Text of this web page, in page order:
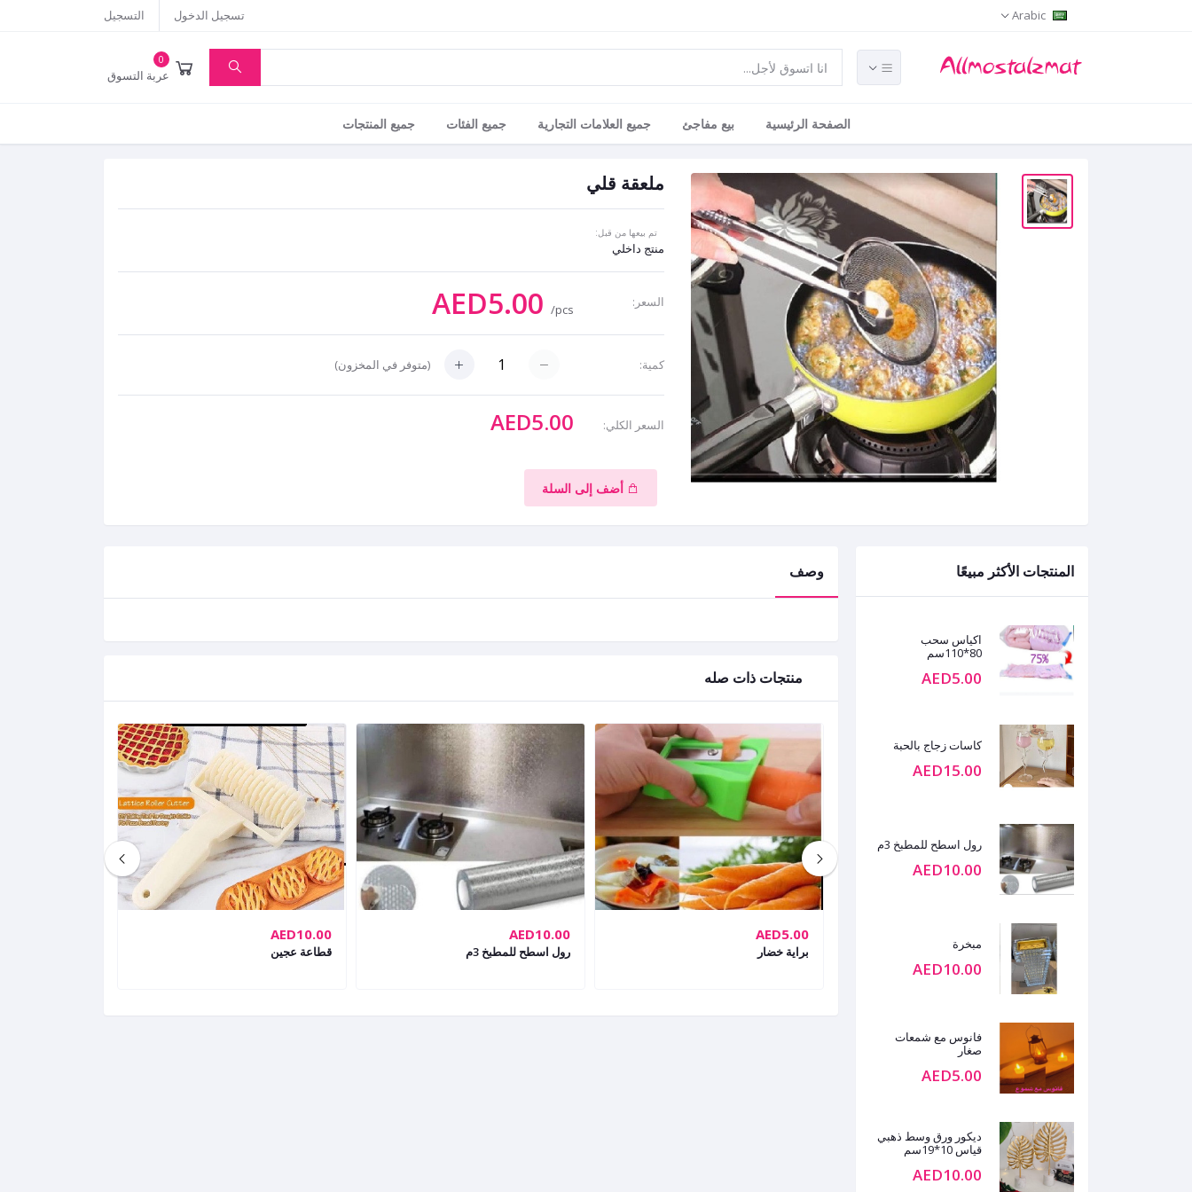
Arabic تسجيل الدخول التسجيل
0
عربة التسوق
الصفحة الرئيسية بيع مفاجئ جميع العلامات التجارية جميع الفئات جميع المنتجات
ملعقة قلي
تم بيعها من قبل:
منتج داخلي
السعر: AED5.00 /pcs
كمية: (متوفر في المخزون)
السعر الكلي: AED5.00
أضف إلى السلة
المنتجات الأكثر مبيعًا
اكياس سحب
80*110سم
AED5.00
كاسات زجاج بالحبة
AED15.00
رول اسطح للمطبخ 3م
AED10.00
مبخرة
AED10.00
فانوس مع شمعات
صغار
AED5.00
ديكور ورق وسط ذهبي
قياس 10*19سم
AED10.00
وصف
منتجات ذات صله
AED15.00
صينية دانتيل معدن ابيض
AED5.00
براية خضار
AED10.00
رول اسطح للمطبخ 3م
AED10.00
قطاعة عجين